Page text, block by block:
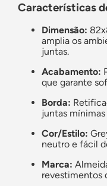
Características
Dimensão:
amplia os
juntas.
Acabamento:
que garante
Borda:
juntas
Cor/Estilo:
neutro e fácil
Marca:
revestimentos